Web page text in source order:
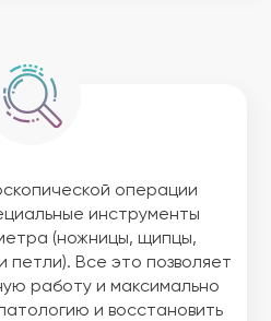
операции
инструменты
(ножницы, щипцы,
петли). Все это позволяет
работу и максимально
и восстановить